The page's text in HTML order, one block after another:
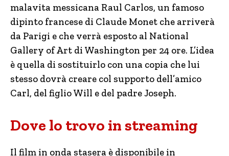
malavita messicana Raul Carlos, un famoso
dipinto francese di Claude Monet che arriverà
da Parigi e che verrà esposto al National
Gallery of Art di Washington per 24 ore. L’idea
è quella di sostituirlo con una copia che lui
stesso dovrà creare col supporto dell’amico
Carl, del figlio Will e del padre Joseph.
Dove lo trovo in streaming
Il film in onda stasera è disponibile in